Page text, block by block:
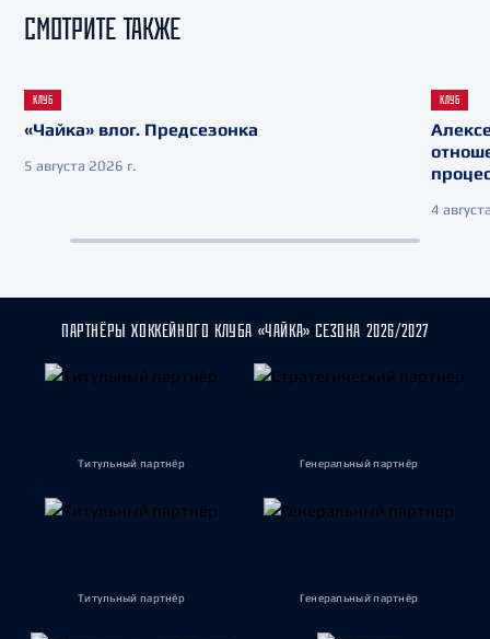
СМОТРИТЕ ТАКЖЕ
КЛУБ
«Чайка» влог. Предсезонка
5 августа 2026 г.
КЛУБ
4
ПАРТНЁРЫ ХОККЕЙНОГО КЛУБА «ЧАЙКА» СЕЗОНА 2026/2027
Титульный партнёр Генеральный партнёр
Титульный партнёр Генеральный партнёр